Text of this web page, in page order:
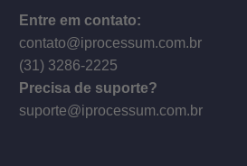
Entre em contato:
contato@iprocessum.com.br
(31) 3286-2225
Precisa de suporte?
suporte@iprocessum.com.br